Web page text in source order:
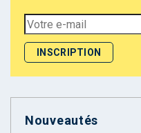
Nouveautés